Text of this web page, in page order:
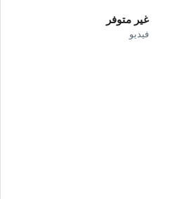
غير متوفر
فيديو